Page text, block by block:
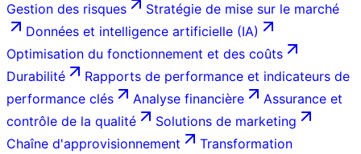
Gestion des risques
Stratégie de mise sur le marché
Données et intelligence artificielle (IA)
Optimisation du fonctionnement et des coûts
Durabilité
Rapports de performance et indicateurs de
performance clés
Analyse financière
Assurance et
contrôle de la qualité
Solutions de marketing
Chaîne d'approvisionnement
Transformation